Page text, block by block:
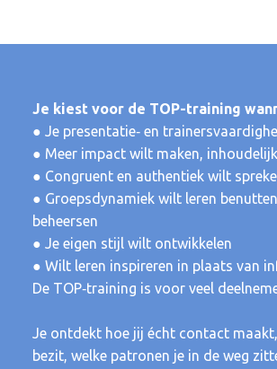
Je kiest voor de TOP-training
● Je presentatie‑ en
● Meer impact wilt maken,
● Congruent en authentiek wilt
● Groepsdynamiek wilt leren
beheersen
● Je eigen stijl wilt ontwikkelen
● Wilt leren inspireren in plaats van
De TOP‑training is voor veel
Je ontdekt hoe jij écht contact
bezit, welke patronen je in de weg